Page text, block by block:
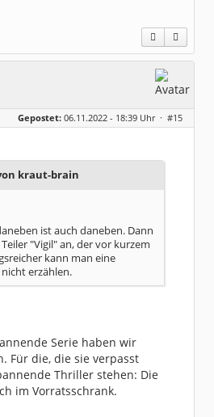
Gepostet: 06.11.2022 - 18:39 Uhr · #15
kraut-brain
ist auch daneben. Dann
"Vigil" an, der vor kurzem
kann man eine
erzählen.
Serie haben wir
Für die, die sie verpasst
Thriller stehen: Die
im Vorratsschrank.